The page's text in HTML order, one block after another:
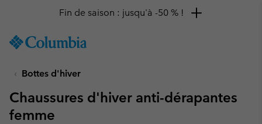
TO
SKIP
MAIN
Fin de saison : jusqu'à -50 % !
Bottes d'hiver
Chaussures d'hiver anti-dérapantes
femme